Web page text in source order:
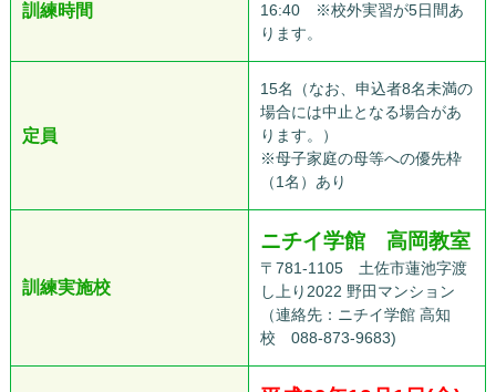
訓練時間
16:40 ※校外実習が5日間あ
ります。
定員
15名（なお、申込者8名未満の
場合には中止となる場合があ
ります。）
※母子家庭の母等への優先枠
（1名）あり
訓練実施校
ニチイ学館 高岡教室
〒781-1105 土佐市蓮池字渡
し上り2022 野田マンション
（連絡先：ニチイ学館 高知
校 088-873-9683)